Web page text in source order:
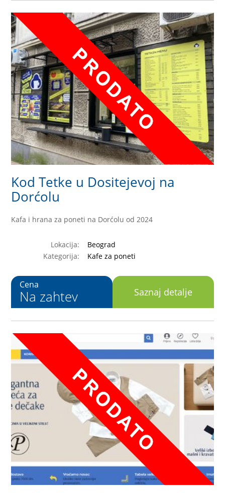
Kod Tetke u Dositejevoj na
Dorćolu
Kafa i hrana za poneti na Dorćolu od 2024
Lokacija:
Beograd
Kategorija:
Kafe za poneti
Cena
Na zahtev Saznaj detalje